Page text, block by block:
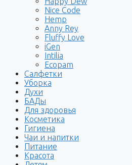
Nice Code
Hemp
Anny Rey
Fluffy Love
iGen
Intilia
Ecopam
Салфетки
Уборка
Духи
БАДы
Для здоровья
Косметика
Гигиена
Чаи и напитки
Питание
Красота